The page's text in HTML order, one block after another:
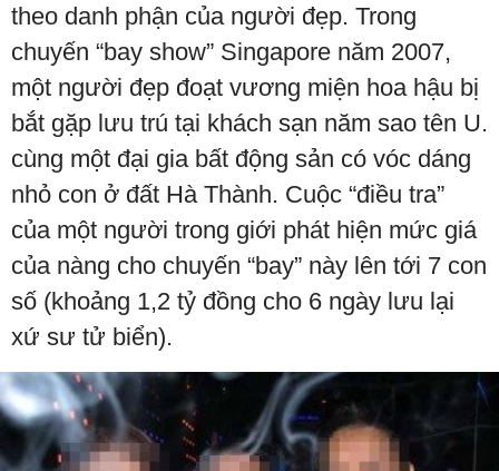
theo danh phận của người đẹp. Trong
chuyến “bay show” Singapore năm 2007,
một người đẹp đoạt vương miện hoa hậu bị
bắt gặp lưu trú tại khách sạn năm sao tên U.
cùng một đại gia bất động sản có vóc dáng
nhỏ con ở đất Hà Thành. Cuộc “điều tra”
của một người trong giới phát hiện mức giá
của nàng cho chuyến “bay” này lên tới 7 con
số (khoảng 1,2 tỷ đồng cho 6 ngày lưu lại
xứ sư tử biển).